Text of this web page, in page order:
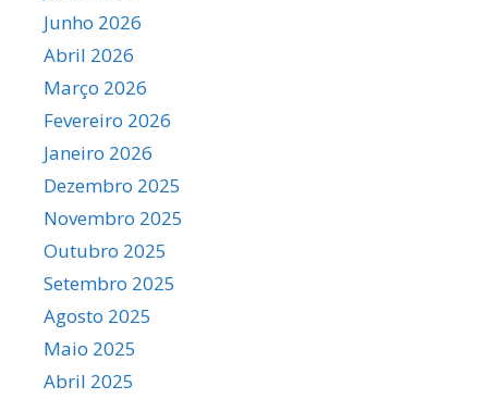
Junho 2026
Abril 2026
Março 2026
Fevereiro 2026
Janeiro 2026
Dezembro 2025
Novembro 2025
Outubro 2025
Setembro 2025
Agosto 2025
Maio 2025
Abril 2025